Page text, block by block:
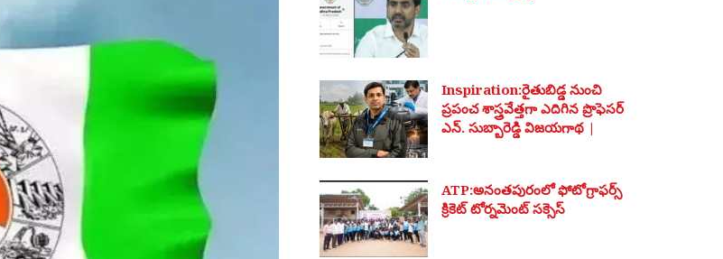
Inspiration:రైతుబిడ్డ నుంచి
ప్రపంచ శాస్త్రవేత్తగా ఎదిగిన ప్రొఫెసర్
ఎన్. సుబ్బారెడ్డి విజయగాథ |
ATP:అనంతపురంలో ఫోటోగ్రాఫర్స్
క్రికెట్ టోర్నమెంట్ సక్సెస్